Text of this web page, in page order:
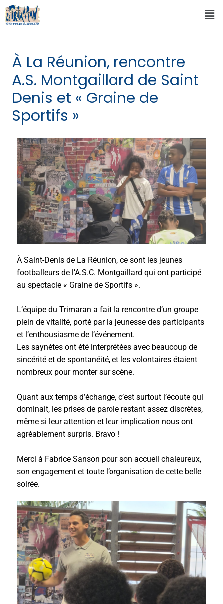
À La Réunion, rencontre
A.S. Montgaillard de Saint
Denis et « Graine de
Sportifs »
À Saint-Denis de La Réunion, ce sont les jeunes
footballeurs de l’A.S.C. Montgaillard qui ont participé
au spectacle « Graine de Sportifs ».
L’équipe du Trimaran a fait la rencontre d’un groupe
plein de vitalité, porté par la jeunesse des participants
et l’enthousiasme de l’événement.
Les saynètes ont été interprétées avec beaucoup de
sincérité et de spontanéité, et les volontaires étaient
nombreux pour monter sur scène.
Quant aux temps d’échange, c’est surtout l’écoute qui
dominait, les prises de parole restant assez discrètes,
même si leur attention et leur implication nous ont
agréablement surpris. Bravo !
Merci à Fabrice Sanson pour son accueil chaleureux,
son engagement et toute l’organisation de cette belle
soirée.